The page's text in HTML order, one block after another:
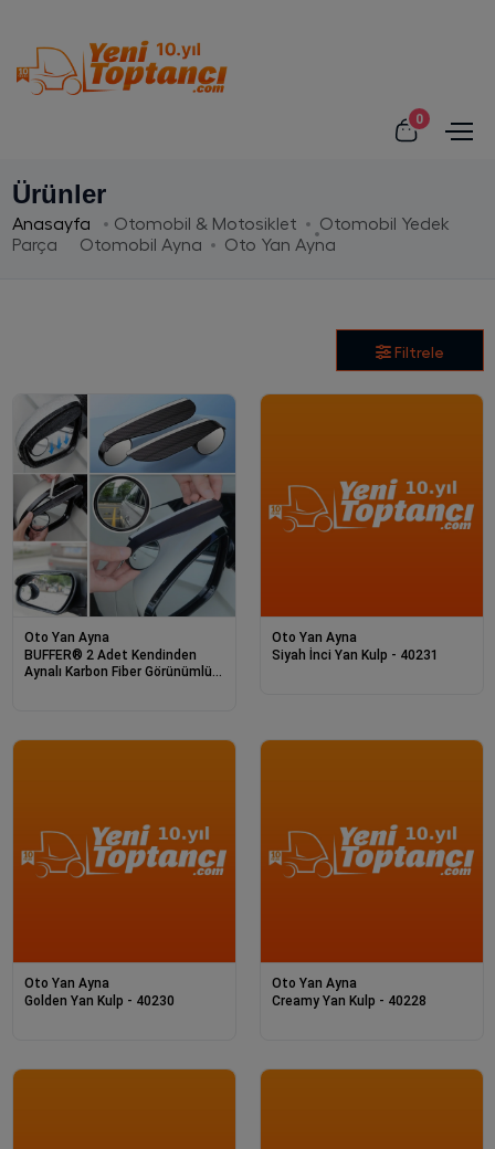
0
Ürünler
Anasayfa Otomobil & Motosiklet
Otomobil Yedek
Parça
Otomobil Ayna Oto Yan Ayna
Filtrele
Oto Yan Ayna
BUFFER® 2 Adet Kendinden
Aynalı Karbon Fiber Görünümlü
Oto Yan Ayna
Siyah İnci Yan Kulp - 40231
Oto Yan Ayna
Golden Yan Kulp - 40230
Oto Yan Ayna
Creamy Yan Kulp - 40228